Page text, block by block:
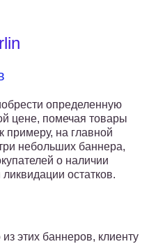
определенную
цене, помечая товары
примеру, на главной
небольших баннера,
о наличии
остатков.
этих баннеров, клиенту